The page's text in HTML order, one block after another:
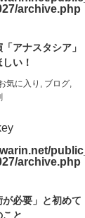
archive.php
アナスタシア」
い！
気に入り , ブログ,
archive.php
が必要」と初めて
と